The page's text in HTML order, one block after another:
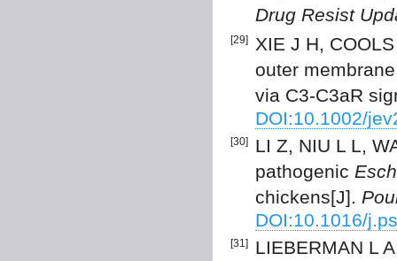
Drug Resist
[29]
XIE J H,
outer
via C3-C3aR
DOI:10.1002/
[30]
LI Z, NIU L L,
pathogenic
chickens[J].
DOI:10.1016/
[31]
LIEBERMAN L